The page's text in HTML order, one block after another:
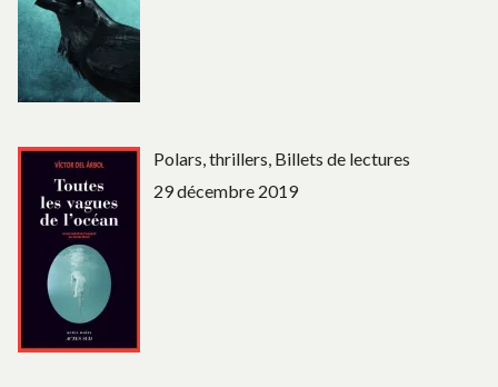
Polars, thrillers, Billets de lectures
29 décembre 2019